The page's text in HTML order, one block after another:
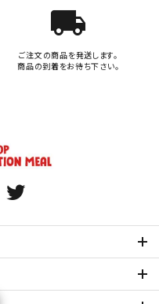
local_shipping
ご注文の商品を発送します。
商品の到着をお待ち下さい。